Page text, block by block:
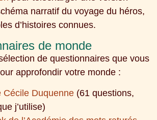
narratif du voyage du héros,
d’histoires connues.
de monde
de questionnaires que vous
approfondir votre monde :
Cécile Duquenne (61 questions,
j’utilise)